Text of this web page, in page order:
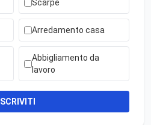
Scarpe
Arredamento casa
Abbigliamento da
lavoro
ISCRIVITI